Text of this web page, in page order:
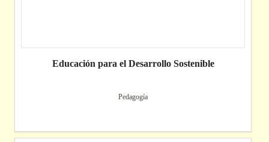
Educación para el Desarrollo Sostenible
Pedagogía